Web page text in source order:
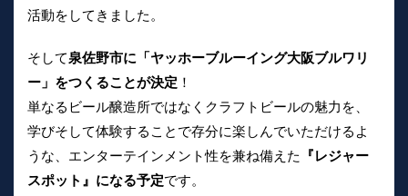
活動をしてきました。
そして泉佐野市に「ヤッホーブルーイング大阪ブルワリ
ー」をつくることが決定 ！
単なるビール醸造所ではなくクラフトビールの魅力を、
学びそして体験することで存分に楽しんでいただけるよ
うな、エンターテインメント性を兼ね備えた
『レジャー
スポット』になる予定です。